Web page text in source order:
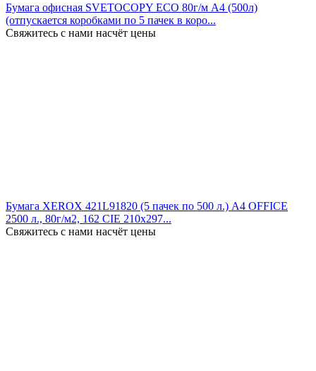
Бумага офисная SVETOCOPY ECO 80г/м A4 (500л)
(отпускается коробками по 5 пачек в коро...
Свяжитесь с нами насчёт цены
Бумага XEROX 421L91820 (5 пачек по 500 л.) А4 OFFICE
2500 л., 80г/м2, 162 CIE 210х297...
Свяжитесь с нами насчёт цены